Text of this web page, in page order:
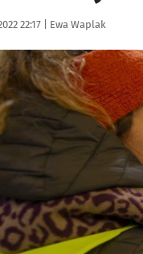
22:17 | Autor:
Ewa Waplak
aby powiększyć